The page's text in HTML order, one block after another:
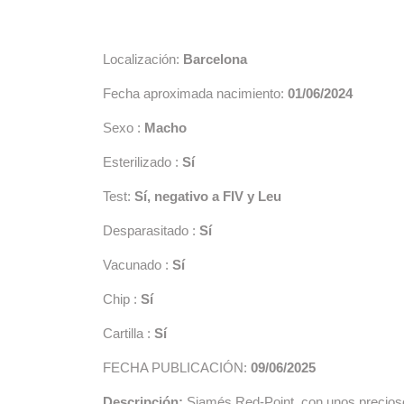
Localización: Barcelona
Fecha aproximada nacimiento: 01/06/2024
Sexo : Macho
Esterilizado : Sí
Test: Sí, negativo a FIV y Leu
Desparasitado : Sí
Vacunado : Sí
Chip : Sí
Cartilla : Sí
FECHA PUBLICACIÓN: 09/06/2025